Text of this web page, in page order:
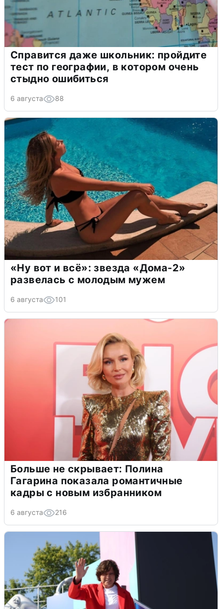
Справится даже школьник: пройдите
тест по географии, в котором очень
стыдно ошибиться
6 августа 88
«Ну вот и всё»: звезда «Дома-2»
развелась с молодым мужем
6 августа 101
Больше не скрывает: Полина
Гагарина показала романтичные
кадры с новым избранником
6 августа 216